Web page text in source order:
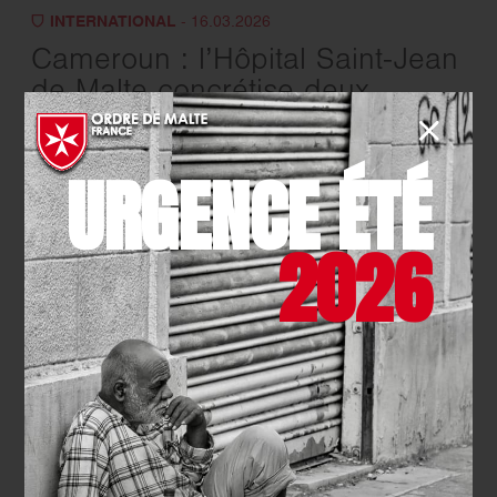
INTERNATIONAL - 16.03.2026
Cameroun : l’Hôpital Saint-Jean
de Malte concrétise deux
partenariats clés pour de
meilleurs soins
EN SAVOIR PLUS
URGENCE ÉTÉ
2026